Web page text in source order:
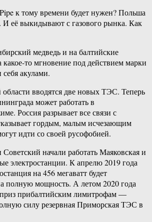
к тому времени будет нужен? Польша
И её выкидывают с газового рынка. Как
медведь и на балтийские
то мгновение под действием марки
акулами.
вводятся две новых ТЭС. Теперь
может работать в
Россия разрывает все связи с
гордым, малым исчезающим
идти со своей русофобией.
начали работать Маяковская и
электростанции. К апрелю 2019 года
на 456 мегаватт будет
полную мощность. А летом 2020 года
прибалтийским лимитрофам —
силу резервная Приморская ТЭС в